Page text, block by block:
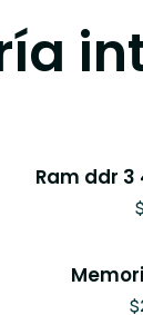
Ram ddr